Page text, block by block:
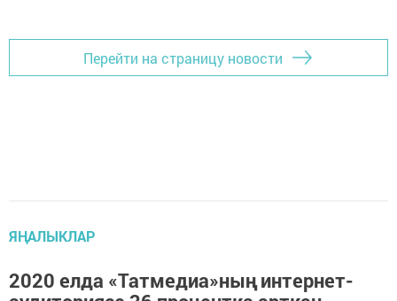
Перейти на страницу новости
ЯҢАЛЫКЛАР
2020 елда «Татмедиа»ның интернет-